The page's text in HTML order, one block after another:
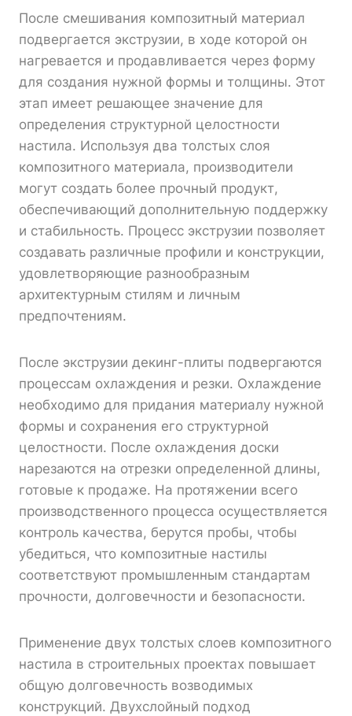
После смешивания композитный материал
подвергается экструзии, в ходе которой он
нагревается и продавливается через форму
для создания нужной формы и толщины. Этот
этап имеет решающее значение для
определения структурной целостности
настила. Используя два толстых слоя
композитного материала, производители
могут создать более прочный продукт,
обеспечивающий дополнительную поддержку
и стабильность. Процесс экструзии позволяет
создавать различные профили и конструкции,
удовлетворяющие разнообразным
архитектурным стилям и личным
предпочтениям.
После экструзии декинг-плиты подвергаются
процессам охлаждения и резки. Охлаждение
необходимо для придания материалу нужной
формы и сохранения его структурной
целостности. После охлаждения доски
нарезаются на отрезки определенной длины,
готовые к продаже. На протяжении всего
производственного процесса осуществляется
контроль качества, берутся пробы, чтобы
убедиться, что композитные настилы
соответствуют промышленным стандартам
прочности, долговечности и безопасности.
Применение двух толстых слоев композитного
настила в строительных проектах повышает
общую долговечность возводимых
конструкций. Двухслойный подход